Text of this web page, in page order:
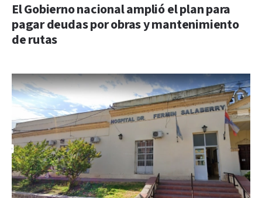
El Gobierno nacional amplió el plan para
pagar deudas por obras y mantenimiento
de rutas